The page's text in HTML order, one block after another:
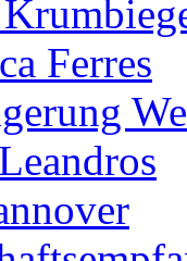
Ferres